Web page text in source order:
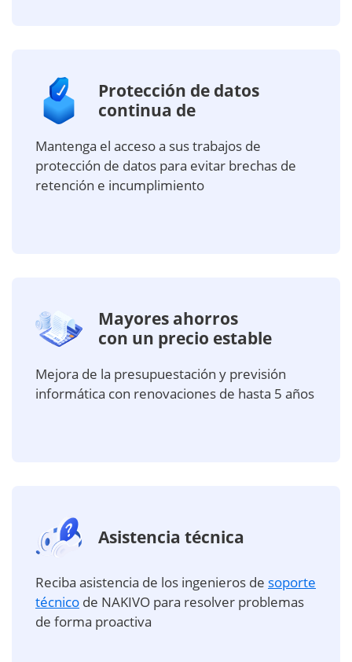
Protección de datos
continua de
Mantenga el acceso a sus trabajos de
protección de datos para evitar brechas de
retención e incumplimiento
Mayores ahorros
con un precio estable
Mejora de la presupuestación y previsión
informática con renovaciones de hasta 5 años
Asistencia técnica
Reciba asistencia de los ingenieros de soporte
técnico de NAKIVO para resolver problemas
de forma proactiva